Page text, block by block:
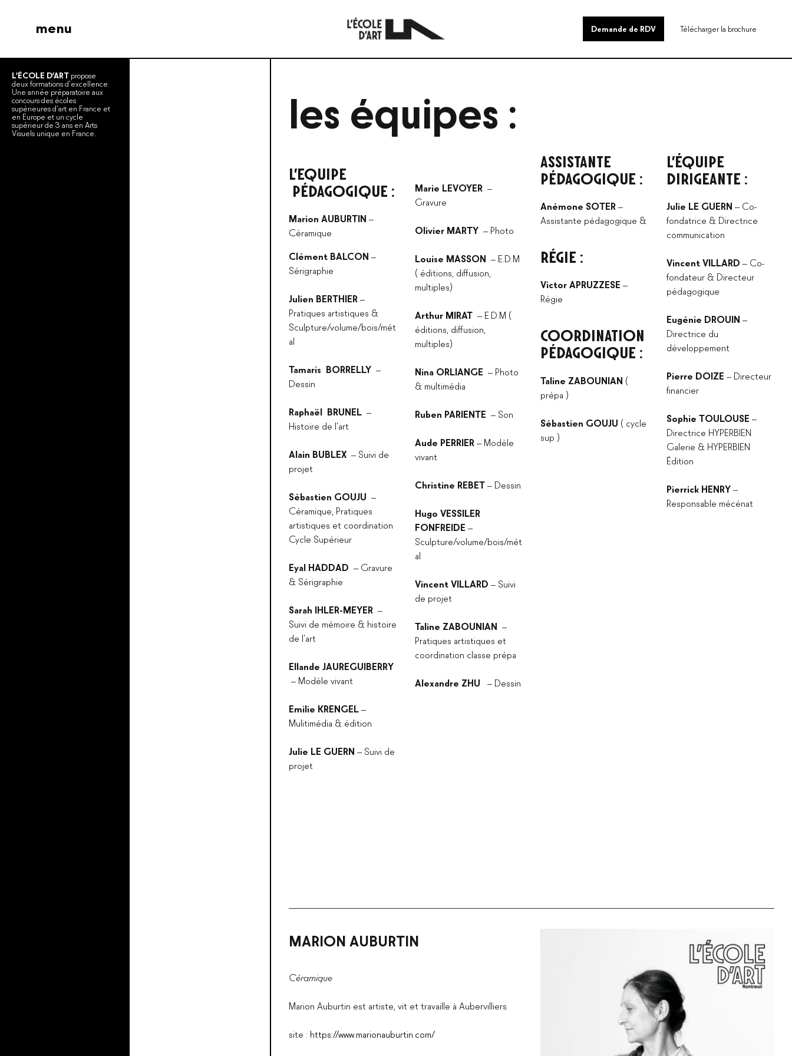
menu
d'Art
école
artistes
d'aujourd'hui
de
demain.
Demande de RDV Télécharger la brochure
L’ÉCOLE D’ART propose
deux formations d’excellence.
Une année préparatoire aux
concours des écoles
supérieures d’art en France et
en Europe et un cycle
supérieur de 3 ans en Arts
Visuels unique en France. les équipes :
L’EQUIPE
PÉDAGOGIQUE :
Marion AUBURTIN –
Céramique
Clément BALCON –
Sérigraphie
Julien BERTHIER–
Pratiques artistiques &
Sculpture/volume/bois/mét
al
Tamaris BORRELLY –
Dessin
Raphaël BRUNEL –
Histoire de l’art
Alain BUBLEX – Suivi de
projet
Sébastien GOUJU –
Céramique, Pratiques
artistiques et coordination
Cycle Supérieur
Eyal HADDAD – Gravure
& Sérigraphie
Sarah IHLER-MEYER –
Suivi de mémoire & histoire
de l’art
Ellande JAUREGUIBERRY
– Modèle vivant
Emilie KRENGEL–
Mulitimédia & édition
Julie LE GUERN – Suivi de
projet
Marie LEVOYER –
Gravure
Olivier MARTY – Photo
Louise MASSON – E.D.M
( éditions, diffusion,
multiples)
Arthur MIRAT – E.D.M (
éditions, diffusion,
multiples)
Nina ORLIANGE – Photo
& multimédia
Ruben PARIENTE – Son
Aude PERRIER– Modèle
vivant
Christine REBET– Dessin
Hugo VESSILER
FONFREIDE –
Sculpture/volume/bois/mét
al
Vincent VILLARD – Suivi
de projet
Taline ZABOUNIAN –
Pratiques artistiques et
coordination classe prépa
Alexandre ZHU – Dessin
ASSISTANTE
PÉDAGOGIQUE :
Anémone SOTER–
Assistante pédagogique &
RÉGIE :
Victor APRUZZESE –
Régie
COORDINATION
PÉDAGOGIQUE :
Taline ZABOUNIAN (
prépa )
Sébastien GOUJU ( cycle
sup )
L’ÉQUIPE
DIRIGEANTE :
Julie LE GUERN – Co-
fondatrice & Directrice
communication
Vincent VILLARD – Co-
fondateur & Directeur
pédagogique
Eugénie DROUIN –
Directrice du
développement
Pierre DOIZE – Directeur
financier
Sophie TOULOUSE –
Directrice HYPERBIEN
Galerie & HYPERBIEN
Édition
Pierrick HENRY–
Responsable mécénat
MARION AUBURTIN
Céramique
Marion Auburtin est artiste, vit et travaille à Aubervilliers
site : https://www.marionauburtin.com/